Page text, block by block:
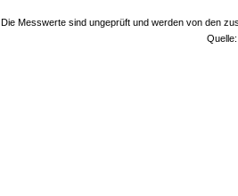
Die Messwerte sind ungeprüft und werden von den